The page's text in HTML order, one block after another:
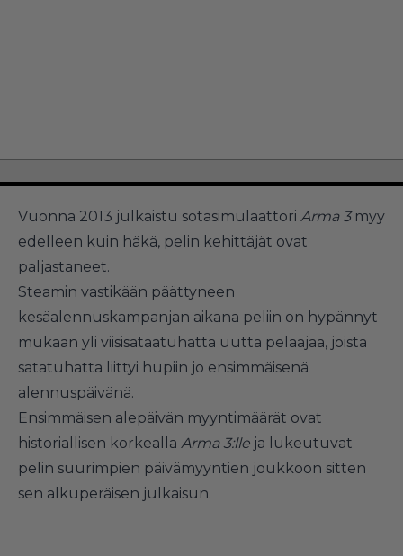
Vuonna 2013 julkaistu sotasimulaattori Arma 3myy
edelleen kuin häkä, pelin kehittäjät ovat
paljastaneet.
Steamin vastikään päättyneen
kesäalennuskampanjan aikana peliin on hypännyt
mukaan yli viisisataatuhatta uutta pelaajaa, joista
satatuhatta liittyi hupiin jo ensimmäisenä
alennuspäivänä.
Ensimmäisen alepäivän myyntimäärät ovat
historiallisen korkealla Arma 3:lle ja lukeutuvat
pelin suurimpien päivämyyntien joukkoon sitten
sen alkuperäisen julkaisun.